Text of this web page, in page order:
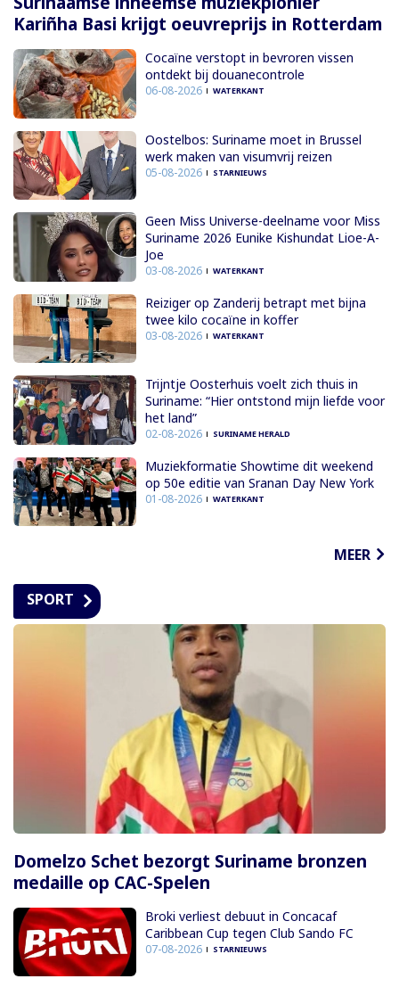
Kariñha Basi krijgt oeuvreprijs in Rotterdam
Cocaïne verstopt in bevroren vissen
ontdekt bij douanecontrole
06-08-2026 WATERKANT
Oostelbos: Suriname moet in Brussel
werk maken van visumvrij reizen
05-08-2026 STARNIEUWS
Geen Miss Universe-deelname voor Miss
Suriname 2026 Eunike Kishundat Lioe-A-
Joe
03-08-2026 WATERKANT
Reiziger op Zanderij betrapt met bijna
twee kilo cocaïne in koffer
03-08-2026 WATERKANT
Trijntje Oosterhuis voelt zich thuis in
Suriname: “Hier ontstond mijn liefde voor
het land”
02-08-2026 SURINAME HERALD
Muziekformatie Showtime dit weekend
op 50e editie van Sranan Day New York
01-08-2026 WATERKANT
MEER
SPORT
Domelzo Schet bezorgt Suriname bronzen
medaille op CAC-Spelen
Broki verliest debuut in Concacaf
Caribbean Cup tegen Club Sando FC
07-08-2026 STARNIEUWS